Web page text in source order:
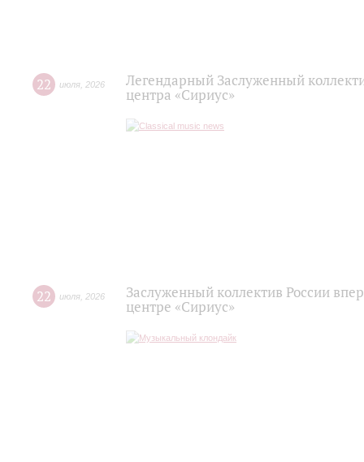
22 июля 2026
Легендарный Заслуженный
центра «Сириус»
22 июля 2026
Заслуженный коллектив России
центре «Сириус»